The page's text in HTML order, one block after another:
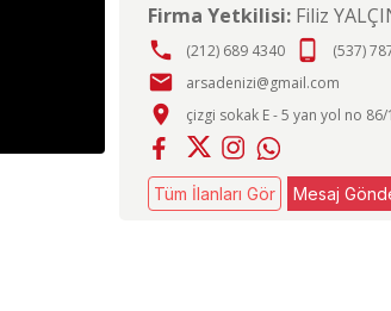
Firma Yetkilisi: Filiz
phone
(212) 689 4340 phone_android (537)
email arsadenizi@gmail.com
place çizgi sokak E - 5 yan yol no
Tüm İlanları Gör Mesaj